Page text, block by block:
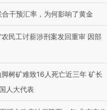
合干预汇率，为何影响了黄金
农民工讨薪涉刑案发回重审 因部
树矿难致16人死亡近三年 矿长
人大代表